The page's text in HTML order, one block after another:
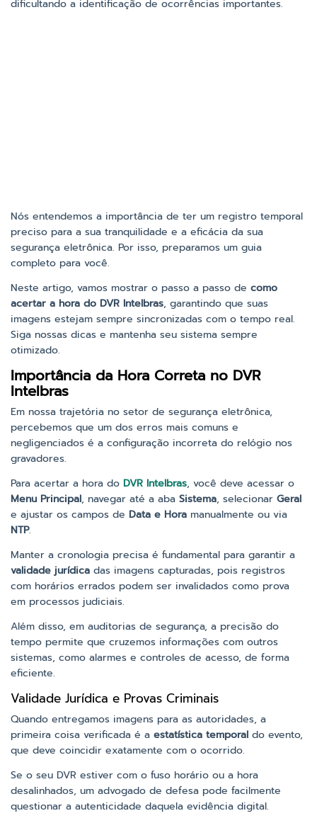
dificultando a identificação de ocorrências importantes.
Nós entendemos a importância de ter um registro temporal
preciso para a sua tranquilidade e a eficácia da sua
segurança eletrônica. Por isso, preparamos um guia
completo para você.
Neste artigo, vamos mostrar o passo a passo de como
acertar a hora do DVR Intelbras, garantindo que suas
imagens estejam sempre sincronizadas com o tempo real.
Siga nossas dicas e mantenha seu sistema sempre
otimizado.
Importância da Hora Correta no DVR
Intelbras
Em nossa trajetória no setor de segurança eletrônica,
percebemos que um dos erros mais comuns e
negligenciados é a configuração incorreta do relógio nos
gravadores.
Para acertar a hora do DVR Intelbras, você deve acessar o
Menu Principal, navegar até a aba Sistema, selecionar Geral
e ajustar os campos de Data e Hora manualmente ou via
NTP.
Manter a cronologia precisa é fundamental para garantir a
validade jurídica das imagens capturadas, pois registros
com horários errados podem ser invalidados como prova
em processos judiciais.
Além disso, em auditorias de segurança, a precisão do
tempo permite que cruzemos informações com outros
sistemas, como alarmes e controles de acesso, de forma
eficiente.
Validade Jurídica e Provas Criminais
Quando entregamos imagens para as autoridades, a
primeira coisa verificada é a estatística temporal do evento,
que deve coincidir exatamente com o ocorrido.
Se o seu DVR estiver com o fuso horário ou a hora
desalinhados, um advogado de defesa pode facilmente
questionar a autenticidade daquela evidência digital.